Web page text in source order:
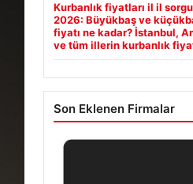
Kurbanlık fiyatları il il
2026: Büyükbaş ve
fiyatı ne kadar? İstanbul,
ve tüm illerin kurbanlık
Son Eklenen Firmalar